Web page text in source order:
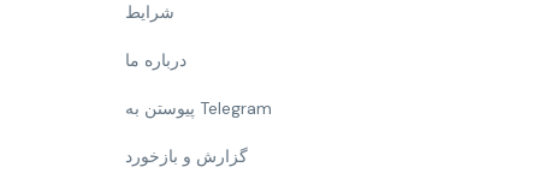
شرایط
درباره ما
پیوستن به Telegram
گزارش و بازخورد